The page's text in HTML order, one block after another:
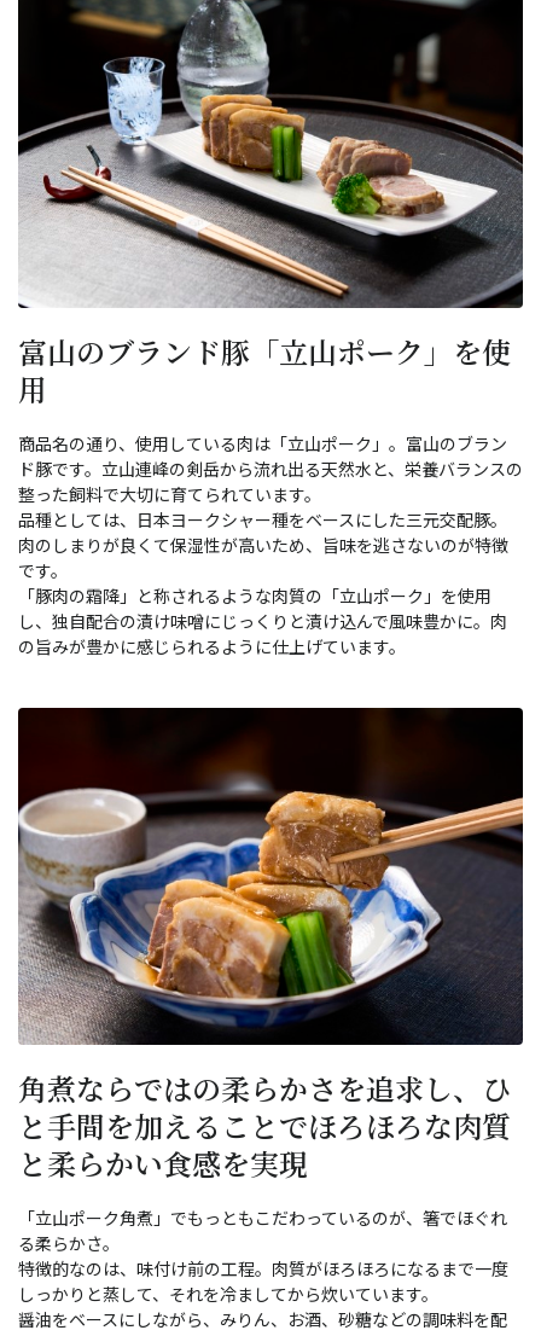
富山のブランド豚「立山ポーク」を使
用
商品名の通り、使用している肉は「立山ポーク」。富山のブラン
ド豚です。立山連峰の剣岳から流れ出る天然水と、栄養バランスの
整った飼料で大切に育てられています。
品種としては、日本ヨークシャー種をベースにした三元交配豚。
肉のしまりが良くて保湿性が高いため、旨味を逃さないのが特徴
です。
「豚肉の霜降」と称されるような肉質の「立山ポーク」を使用
し、独自配合の漬け味噌にじっくりと漬け込んで風味豊かに。肉
の旨みが豊かに感じられるように仕上げています。
角煮ならではの柔らかさを追求し、ひ
と手間を加えることでほろほろな肉質
と柔らかい食感を実現
「立山ポーク角煮」でもっともこだわっているのが、箸でほぐれ
る柔らかさ。
特徴的なのは、味付け前の工程。肉質がほろほろになるまで一度
しっかりと蒸して、それを冷ましてから炊いています。
醤油をベースにしながら、みりん、お酒、砂糖などの調味料を配